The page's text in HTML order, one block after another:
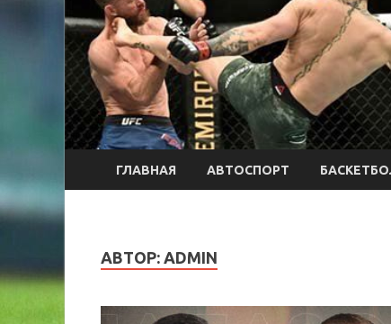
ГЛАВНАЯ АВТОСПОРТ
АВТОР: ADMIN